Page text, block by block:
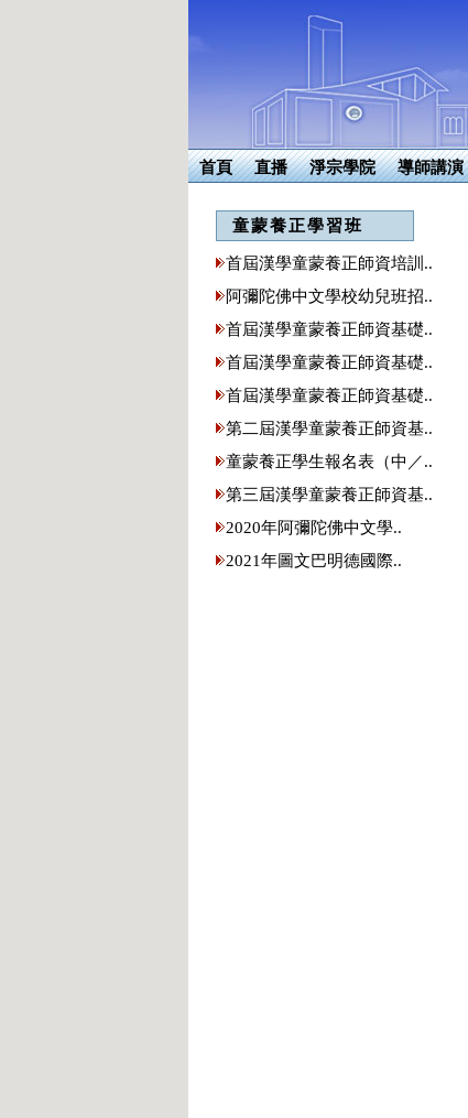
首頁 直播 淨宗學院 導師講演
童蒙養正學習班
首屆漢學童蒙養正師資培訓..
阿彌陀佛中文學校幼兒班招..
首屆漢學童蒙養正師資基礎..
首屆漢學童蒙養正師資基礎..
首屆漢學童蒙養正師資基礎..
第二屆漢學童蒙養正師資基..
童蒙養正學生報名表（中／..
第三屆漢學童蒙養正師資基..
2020年阿彌陀佛中文學..
2021年圖文巴明德國際..